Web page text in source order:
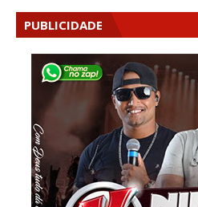
PUBLICIDADE